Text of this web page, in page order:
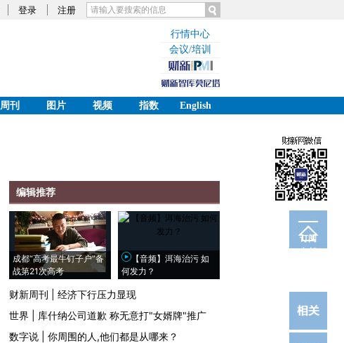
登录 注册
行情中心
会议/培训
周刊 图片 视频 指数
English
订阅
电邮
编辑推荐
成都“高考最牛钉子户”备
战第21次高考
【音频】洱海治污 如
何发力？
财新周刊
经济下行压力显现
世界
库什纳公司道歉 称无意打"女婿牌"推广
数字说
你周围的人,他们都是从哪来？